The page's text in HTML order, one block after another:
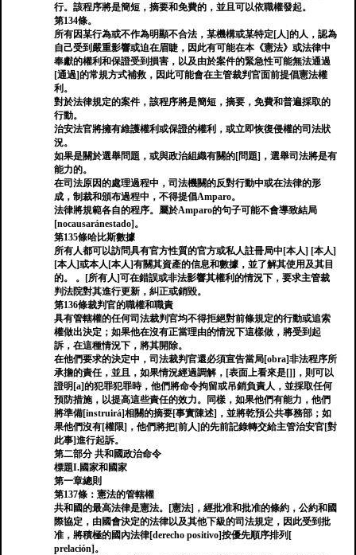
行。該程序將是簡短，摘要和免費的，並且可以依職權發起。
第134條。
所有因某行為或不作為明顯不合法，某機構或某特定[人]的人，認為
自己受到嚴重影響或迫在眉睫，因此有可能在本《憲法》或法律中
奉獻的權利和保證受到損害，以及由於案件的緊急性可能無法通過
[通過]的常規方式補救，因此可能會在主管裁判官面前提倡憲法權
利。
對於法律規定的案件，該程序將是簡短，摘要，免費和普遍採取的
行動。
治安法官將擁有維護權利或保證的權利，或立即恢復侵權的司法狀
況。
如果是關於選舉問題，或與政治組織有關的[問題]，選舉司法將是有
能力的。
在司法原因的處理過程中，司法機關的反對行動中或在法律的形
成，制裁和頒布過程中，不得提倡Amparo。
法律將規範各自的程序。屬於Amparo的句子可能不會導致結局
[nocausaránestado]。
第135條哈比斯數據
所有人都可以訪問具有官方性質的官方或私人註冊局中[本人] [本人]
[本人]或本人[本人]有關其資產的信息和數據，並了解其使用及其目
的。 。[所有人]可在錯誤或非法影響其權利的情況下，要求主管裁
判法院對其進行更新，糾正或銷毀。
第136條裁判官的職權和職責
具有管轄權的任何司法裁判官均不得拒絕對前條規定的行動或追索
權做出決定；如果他在沒有正當理由的情況下這樣做，將受到起
訴，在這種情況下，將其開除。
在他們要求的決定中，司法裁判官還必須宣告當局[obra]非法程序所
承擔的責任，並且，如果情況經過調解，[表面上看來是[]]，則可以
證明[a]的犯罪犯罪時，他們將命令拘留或吊銷負責人，並採取任何
預防措施，以提高這些責任的效力。同樣，如果他們有能力，他們
將準備[instruirá]相關的摘要[事實陳述]，並將乾預公共事務部；如
果他們沒有[權限]，他們將把[前人]的先前記錄轉交給主管治安官[對
此事]進行起訴。
第二部分 共和國政治命令
標題I.國家和國家
第一章總則
第137條：憲法的管轄權
共和國的最高法律是憲法。[憲法]，經批准和批准的條約，公約和國
際協定，由國會決定的法律以及其他下級的司法規定，因此受到批
准，將積極的國內法律[derecho positivo]按優先順序排列[
prelación]。